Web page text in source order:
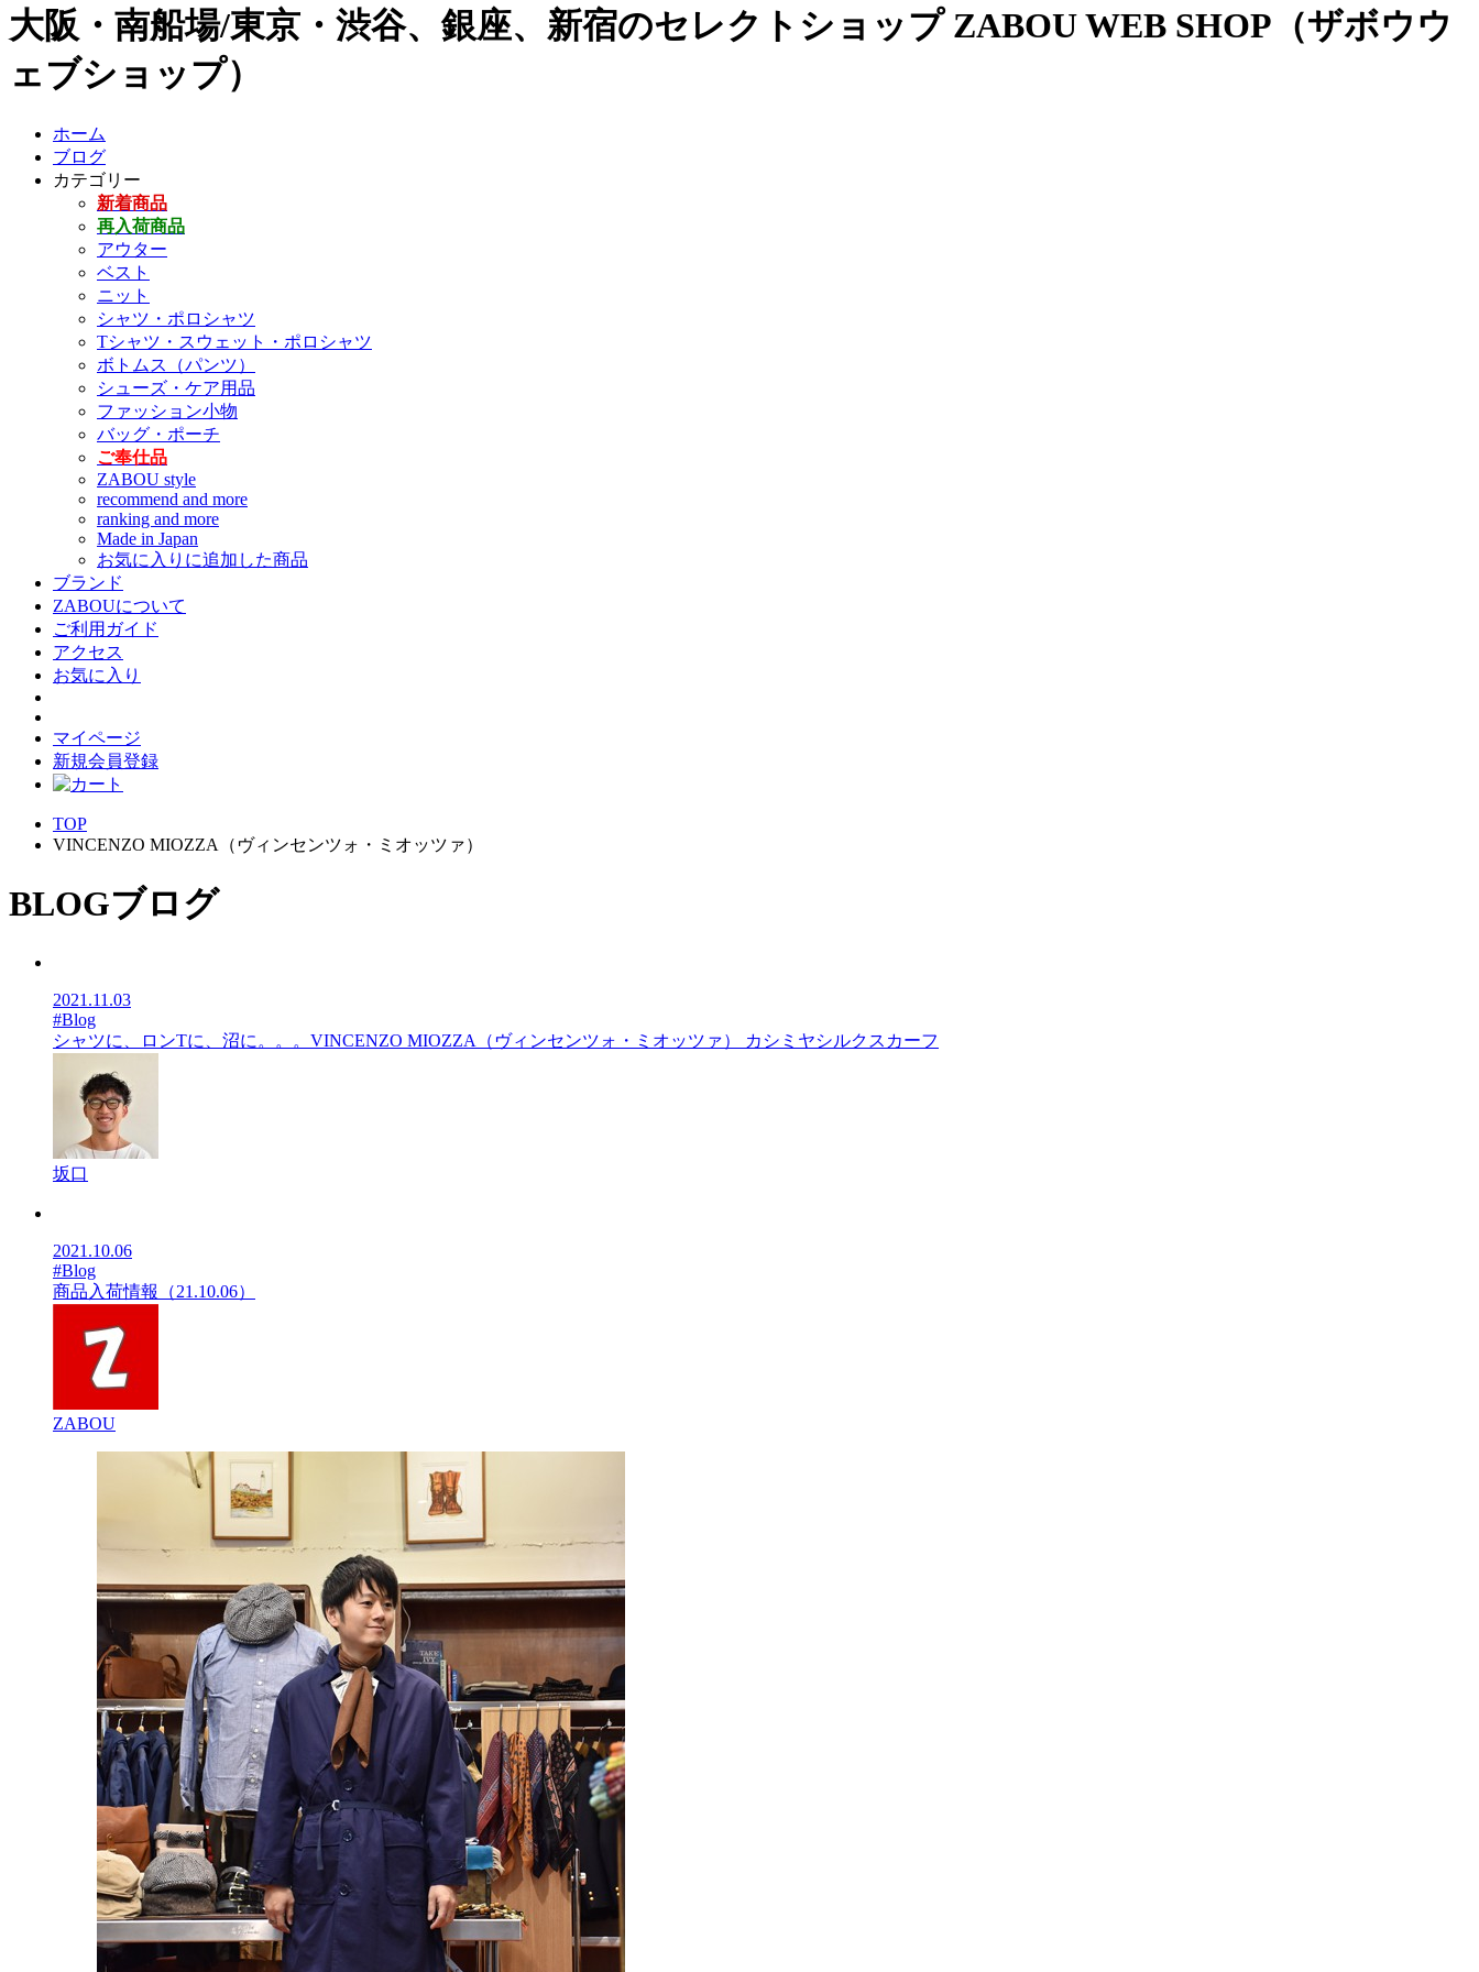
大阪・南船場/東京・渋谷、銀座、新宿のセレクトショップ ZABOU WEB SHOP（ザボウウ
ェブショップ）
ホーム
ブログ
カテゴリー
新着商品
再入荷商品
アウター
ベスト
ニット
シャツ・ポロシャツ
Tシャツ・スウェット・ポロシャツ
ボトムス（パンツ）
シューズ・ケア用品
ファッション小物
バッグ・ポーチ
ご奉仕品
ZABOU style
recommend and more
ranking and more
Made in Japan
お気に入りに追加した商品
ブランド
ZABOUについて
ご利用ガイド
アクセス
お気に入り
マイページ
新規会員登録
TOP
VINCENZO MIOZZA（ヴィンセンツォ・ミオッツァ）
BLOGブログ
2021.11.03
#Blog
シャツに、ロンTに、沼に。。。VINCENZO MIOZZA（ヴィンセンツォ・ミオッツァ） カシミヤシルクスカーフ
坂口
2021.10.06
#Blog
商品入荷情報（21.10.06）
ZABOU